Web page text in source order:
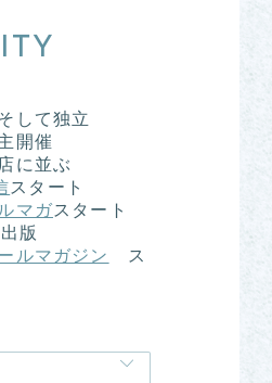
して独立
開催
に並ぶ
スタート
マガスタート
版
ルマガジン
ス